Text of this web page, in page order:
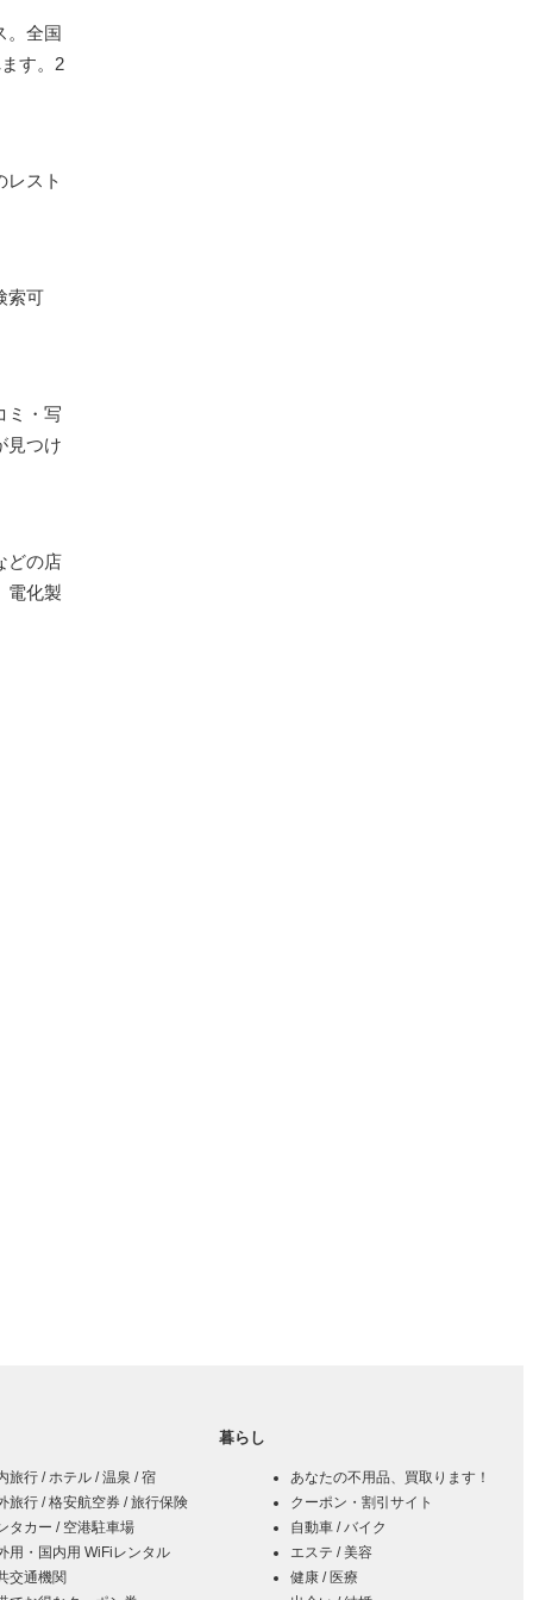
。全国
す。2
レスト
索可
ミ・写
見つけ
どの店
電化製
旅行 / ホテル / 温泉 / 宿
旅行 / 格安航空券 / 旅行保険
タカー / 空港駐車場
用・国内用 WiFiレンタル
交通機関
暮らし
あなたの不用品、買取ります！
クーポン・割引サイト
自動車 / バイク
エステ / 美容
健康 / 医療